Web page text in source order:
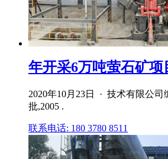
年开采6万吨萤石矿项
2020年10月23日 · 技术有限公
批,2005 .
联系电话: 180 3780 8511